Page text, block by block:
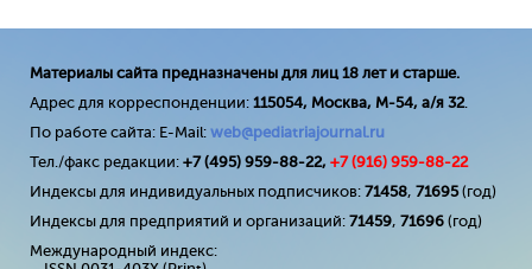
Материалы сайта предназначены для лиц 18 лет и старше.
Адрес для корреспонденции: 115054, Москва, М-54, а/я 32.
По работе сайта: E-Mail: web@pediatriajournal.ru
Тел./факс редакции: +7 (495) 959-88-22, +7 (916) 959-88-22
Индексы для индивидуальных подписчиков: 71458, 71695(год)
Индексы для предприятий и организаций: 71459, 71696 (год)
Международный индекс: